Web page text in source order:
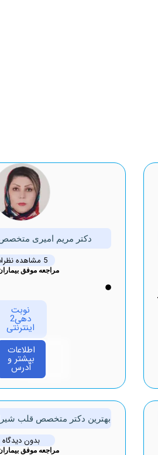
دکتر مریم امیری
5 مشاهده نظرات
مراجعه موفق بیماران
نوبت
دهی2
اینترنتی
اطلاعات
بیشتر و
آدرس
بهترین دکتر متخصص قلب
بدون دیدگاه
مراجعه موفق بیماران